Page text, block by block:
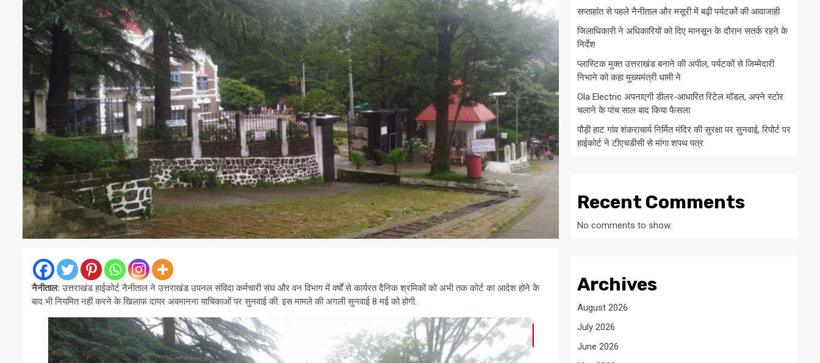
नैनीताल: उत्तराखंड हाईकोर्ट नैनीताल ने उत्तराखंड उपनल संविदा कर्मचारी संघ और वन विभाग में वर्षों से कार्यरत दैनिक श्रमिकों को अभी तक कोर्ट का आदेश होने के
बाद भी नियमित नहीं करने के खिलाफ दायर अवमानना याचिकाओं पर सुनवाई की. इस मामले की अगली सुनवाई 8 मई को होगी.
सप्ताहांत से पहले नैनीताल और मसूरी में बढ़ी पर्यटकों की आवाजाही
जिलाधिकारी ने अधिकारियों को दिए मानसून के दौरान सतर्क रहने के
निर्देश
प्लास्टिक मुक्त उत्तराखंड बनाने की अपील, पर्यटकों से जिम्मेदारी
निभाने को कहा मुख्यमंत्री धामी ने
Ola Electric अपनाएगी डीलर-आधारित रिटेल मॉडल, अपने स्टोर
चलाने के पांच साल बाद किया फैसला
पौड़ी हाट गांव शंकराचार्य निर्मित मंदिर की सुरक्षा पर सुनवाई, रिपोर्ट पर
हाईकोर्ट ने टीएचडीसी से मांगा शपथ पत्र
Recent Comments
No comments to show.
Archives
August 2026
July 2026
June 2026